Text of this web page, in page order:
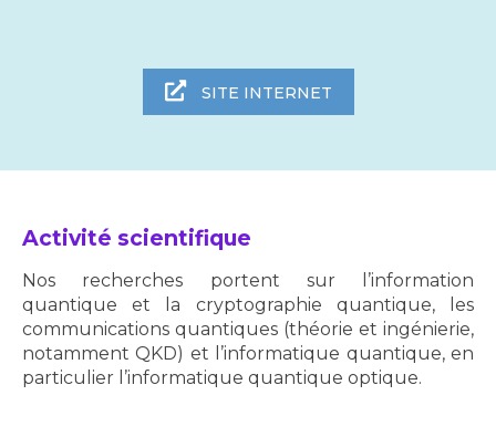
SITE INTERNET
Activité scientifique
Nos recherches portent sur l’information
quantique et la cryptographie quantique, les
communications quantiques (théorie et ingénierie,
notamment QKD) et l’informatique quantique, en
particulier l’informatique quantique optique.